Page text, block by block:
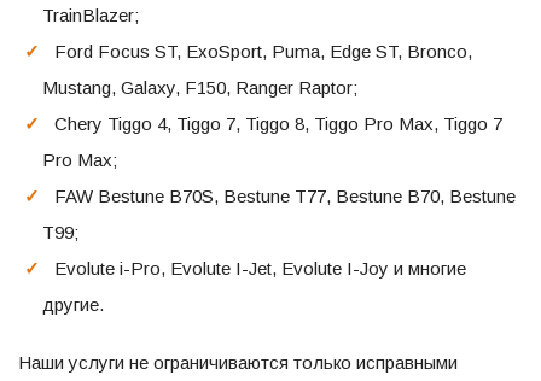
TrainBlazer;
Ford Focus ST, ExoSport, Puma, Edge ST, Bronco,
Mustang, Galaxy, F150, Ranger Raptor;
Chery Tiggo 4, Tiggo 7, Tiggo 8, Tiggo Pro Max, Tiggo 7
Pro Max;
FAW Bestune B70S, Bestune T77, Bestune B70, Bestune
T99;
Evolute i-Pro, Evolute I-Jet, Evolute I-Joy и многие
другие.
Наши услуги не ограничиваются только исправными